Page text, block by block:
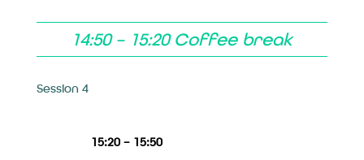
14:50 – 15:20 Coffee break
Session 4
15:20 – 15:50